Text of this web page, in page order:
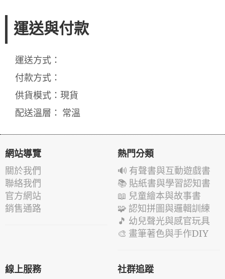
運送與付款
運送方式：
付款方式：
供貨模式：現貨
配送溫層： 常溫
網站導覽
關於我們
聯絡我們
官方網站
銷售通路
熱門分類
🔊 有聲書與互動遊戲書
📚 貼紙書與學習認知書
📖 兒童繪本與故事書
🧩 認知拼圖與邏輯訓練
🎵 幼兒聲光與感官玩具
🎨 畫筆著色與手作DIY
線上服務 社群追蹤